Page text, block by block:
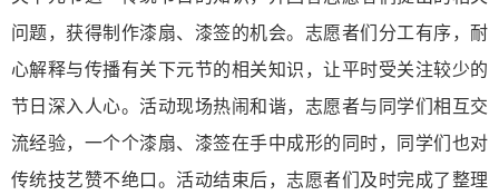
问题，获得制作漆扇、漆签的机会。志愿者们分工有序，耐
心解释与传播有关下元节的相关知识，让平时受关注较少的
节日深入人心。活动现场热闹和谐，志愿者与同学们相互交
流经验，一个个漆扇、漆签在手中成形的同时，同学们也对
传统技艺赞不绝口。活动结束后，志愿者们及时完成了整理